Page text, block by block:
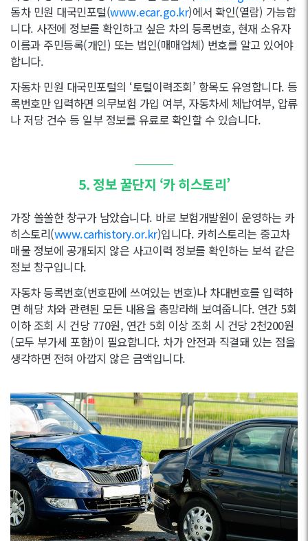
동차 민원 대국민포털(www.ecar.go.kr)에서 확인(열람) 가능합
니다. 사전에 정보를 확인하고 싶은 차의 등록번호, 현재 소유자
이름과 주민등록(개인) 또는 법인(매매업체) 번호를 알고 있어야
합니다.
자동차 민원 대국민포털의 ‘토털이력조회’ 항목도 유영합니다. 등
록번호만 입력하면 의무보험 가입 여부, 자동차세 체납여부, 압류
나 저당 건수 등 일부 정보를 유료로 확인할 수 있습니다.
———
5. 정보 꿀단지 ‘카 히스토리’
가장 쏠쏠한 창구가 남았습니다. 바로 보험개발원이 운영하는 카
히스토리(www.carhistory.or.kr)입니다. 카히스토리는 중고차
매물 정보에 공개되지 않은 사고이력 정보를 확인하는 보석 같은
정보 창구입니다.
자동차 등록번호(번호판에 쓰여있는 번호)나 차대번호를 입력하
면 해당 차와 관련된 모든 내용을 총망라해 보여줍니다. 연간 5회
이하 조회 시 건당 770원, 연간 5회 이상 조회 시 건당 2천200원
(모두 부가세 포함)이 필요합니다. 차가 안전과 직결돼 있는 점을
생각하면 전혀 아깝지 않은 금액입니다.